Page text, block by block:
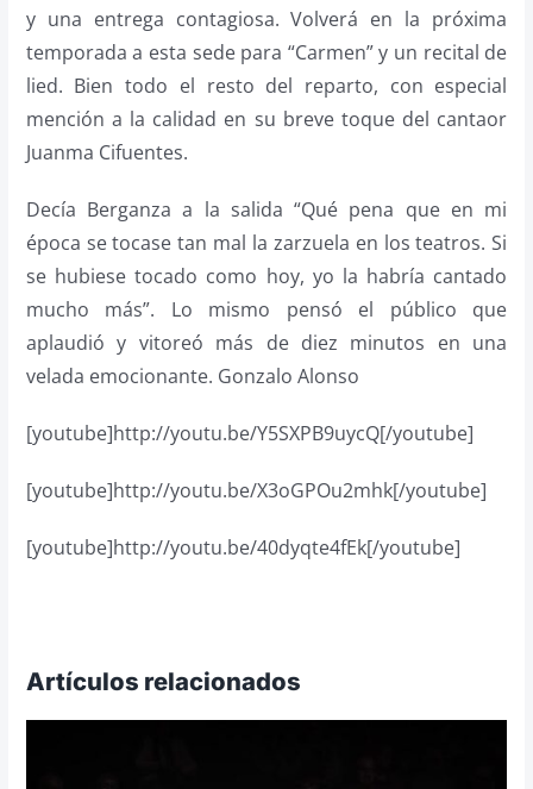
y una entrega contagiosa. Volverá en la próxima
temporada a esta sede para “Carmen” y un recital de
lied. Bien todo el resto del reparto, con especial
mención a la calidad en su breve toque del cantaor
Juanma Cifuentes.
Decía Berganza a la salida “Qué pena que en mi
época se tocase tan mal la zarzuela en los teatros. Si
se hubiese tocado como hoy, yo la habría cantado
mucho más”. Lo mismo pensó el público que
aplaudió y vitoreó más de diez minutos en una
velada emocionante. Gonzalo Alonso
[youtube]http://youtu.be/Y5SXPB9uycQ[/youtube]
[youtube]http://youtu.be/X3oGPOu2mhk[/youtube]
[youtube]http://youtu.be/40dyqte4fEk[/youtube]
Artículos relacionados